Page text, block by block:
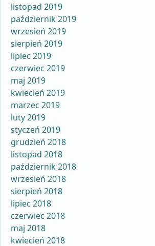
listopad 2019
październik 2019
wrzesień 2019
sierpień 2019
lipiec 2019
czerwiec 2019
maj 2019
kwiecień 2019
marzec 2019
luty 2019
styczeń 2019
grudzień 2018
listopad 2018
październik 2018
wrzesień 2018
sierpień 2018
lipiec 2018
czerwiec 2018
maj 2018
kwiecień 2018